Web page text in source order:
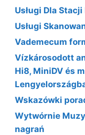
Usługi Dla
Usługi
Vademecum
Vízkárosodott
Hi8, MiniDV és
Wskazówki
Wytwórnie
nagrań